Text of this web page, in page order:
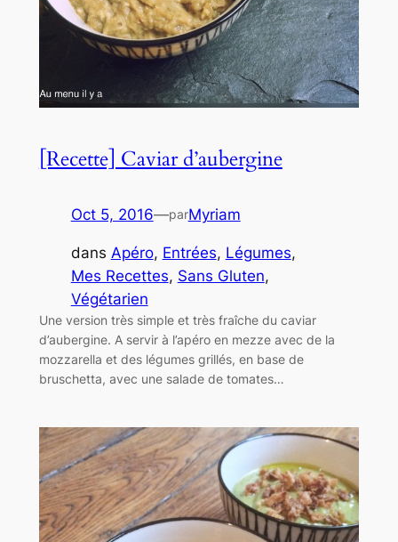
[Recette] Caviar d’aubergine
Oct 5, 2016—parMyriam
dans Apéro, Entrées, Légumes
Mes Recettes, Sans Gluten
Végétarien
Une version très simple et très fraîche du caviar
d’aubergine. A servir à l’apéro en mezze avec de la
mozzarella et des légumes grillés, en base de
bruschetta, avec une salade de tomates…